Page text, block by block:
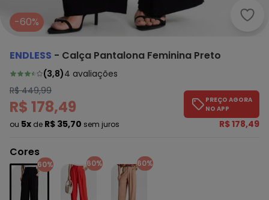
-60%
ENDLESS - Calça Pantalona Feminina Preto
(3,8)4 avaliações
R$ 449,99
R$ 178,49
ou 5x de R$ 35,70 sem juros
PREÇO AGORA
NO APP
R$ 178,49
Cores
60% 60% 60%